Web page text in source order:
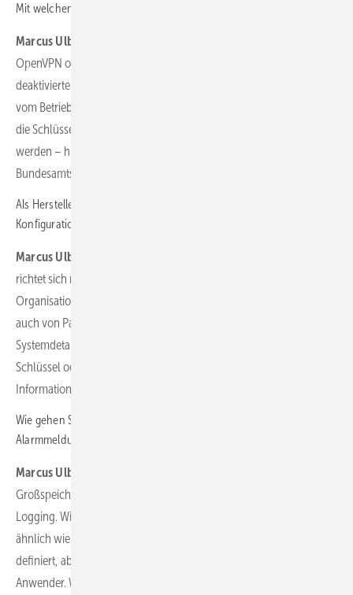
Mit welchem VPN arbeiten Sie?
Marcus Ulbricht:
OpenVPN oder Linux, allerdings in gehärteten Versionen mit
deaktivierten unnötigen Diensten. Denn Sicherheit hängt nicht nur
vom Betriebssystem ab, sondern von dessen Konfiguration. Auch
die Schlüssellängen und -tiefen müssen regelmäßig angepasst
werden – hier orientieren wir uns an Empfehlungen etwa des
Bundesamts für Sicherheit in der Informationstechnik BSI.
Als Hersteller informieren Sie also auch aktiv über sichere
Konfigurationen?
Marcus Ulbricht:
richtet sich nach dem Stand der Technik – sowohl in der
Organisation als auch in der Produktentwicklung. Das erwarten wir
auch von Partnern. Wir halten außerdem prinzipiell viele
Systemdetails zurück – je weniger ein Angreifer über Architektur,
Schlüssel oder Zugriffspfade weiß, umso schwerer wird es.
Informationssparsamkeit ist ein wichtiges Sicherheitsprinzip.
Wie gehen Sie mit Angriffen im laufenden Betrieb um? Gibt es
Alarmmeldungen?
Marcus Ulbricht:
Großspeichern gibt es Benutzermanagement, Authentifizierung und
Logging. Wir blockieren bei zu vielen Fehlversuchen den Zugriff –
ähnlich wie bei Firmenlaptops. Im Heimbereich ist der Schutz klarer
definiert, aber auch hier gilt: Sicherheit endet irgendwann beim
Anwender. Wenn ein starkes Passwort auf dem Gerät klebt, kann